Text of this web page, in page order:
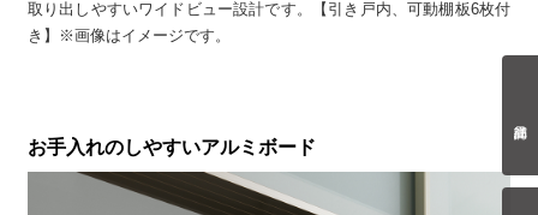
取り出しやすいワイドビュー設計です。【引き戸内、可動棚板6枚付
き】※画像はイメージです。
お手入れのしやすいアルミボード